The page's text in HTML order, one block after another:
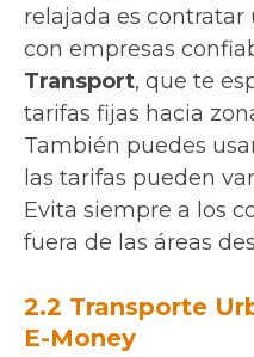
relajada es
con empresas
Transport, que te
tarifas fijas hacia
También puedes
las tarifas pueden
Evita siempre a los
fuera de las áreas
2.2 Transporte
E-Money